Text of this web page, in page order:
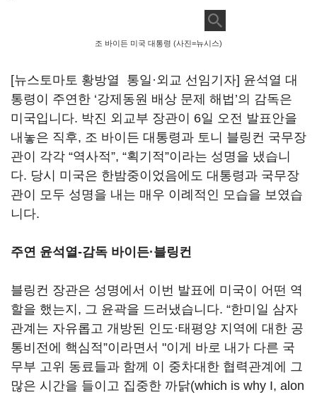
조 바이든 미국 대통령 (사진=뉴시스)
[뉴스토마토 황방열 통일·외교 선임기자] 윤석열 대
통령이 주연한 ‘강제동원 배상 문제 해법’의 감독은
미국입니다. 박진 외교부 장관이 6일 오전 발표안을
내놓은 직후, 조 바이든 대통령과 토니 블링컨 국무장
관이 각각 “역사적”, “획기적”이라는 성명을 냈습니
다. 당시 미국은 한밤중이었음에도 대통령과 국무장
관이 모두 성명을 내는 매우 이례적인 모습을 보였습
니다.
주연 윤석열-감독 바이든·블링컨
블링컨 장관은 성명에서 이번 발표에 미국이 어떤 역
할을 했는지, 그 윤곽을 드러냈습니다. “한미일 삼자
관계는 자유롭고 개방된 인도·태평양 지역에 대한 공
통비전에 핵심적”이라면서 "이게 바로 내가 다른 국
무부 고위 동료들과 함께 이 중차대한 협력관계에 그
많은 시간을 들이고 집중한 까닭(which is why I, alon